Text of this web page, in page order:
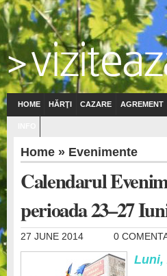
HOME HĂRŢI CAZARE AGREMENT
Home » Evenimente
Calendarul
perioada 23–27
27 JUNE 2014 0
Luni,